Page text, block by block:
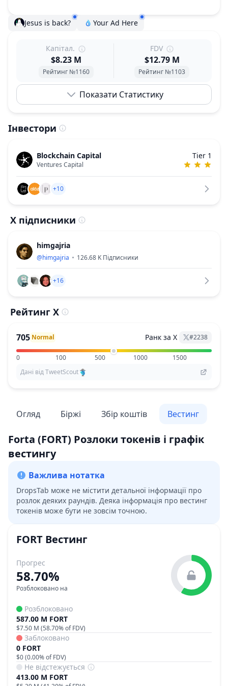
Jesus is back? Your Ad Here
Капітал.
$8.23 M
Рейтинг №1160
FDV
$12.79 M
Рейтинг №1103
Показати Статистику
Інвестори
Blockchain Capital
Ventures Capital
Tier 1
+10
X підписники
himgajria
@himgajria 126.68 K Підписники
+16
Рейтинг X
705 Normal Ранк за X #2238
0 100 500 1000
1500
Дані від TweetScout
Огляд Біржі Збір коштів Вестинг
Forta (FORT) Розлоки токенів і графік
вестингу
Важлива нотатка
DropsTab може не містити детальної інформації про
розлок деяких раундів. Деяка інформація про вестинг
токенів може бути не зовсім точною.
FORT Вестинг
Прогрес
58.70%
Розблоковано на
Розблоковано
587.00 M FORT
$7.50 M (58.70%of FDV)
Заблоковано
0 FORT
$0(0.00%of FDV)
Не відстежується
413.00 M FORT